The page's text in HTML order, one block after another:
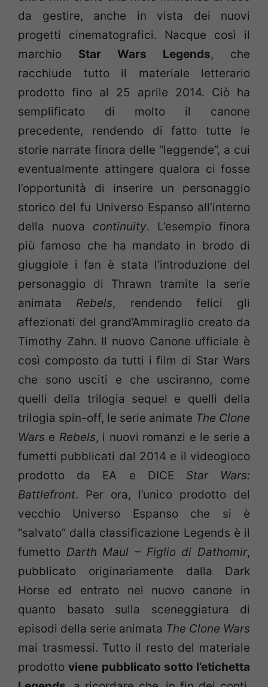
da gestire, anche in vista dei nuovi
progetti cinematografici. Nacque così il
marchio Star Wars Legends, che
racchiude tutto il materiale letterario
prodotto fino al 25 aprile 2014. Ciò ha
semplificato di molto il canone
precedente, rendendo di fatto tutte le
storie narrate finora delle “leggende”, a cui
eventualmente attingere qualora ci fosse
l’opportunità di inserire un personaggio
storico del fu Universo Espanso all’interno
della nuova continuity. L’esempio finora
più famoso che ha mandato in brodo di
giuggiole i fan è stata l’introduzione del
personaggio di Thrawn tramite la serie
animata Rebels, rendendo felici gli
affezionati del grand’Ammiraglio creato da
Timothy Zahn. Il nuovo Canone ufficiale è
così composto da tutti i film di Star Wars
che sono usciti e che usciranno, come
quelli della trilogia sequel e quelli della
trilogia spin-off, le serie animate The Clone
Wars e Rebels, i nuovi romanzi e le serie a
fumetti pubblicati dal 2014 e il videogioco
prodotto da EA e DICE Star Wars:
Battlefront. Per ora, l’unico prodotto del
vecchio Universo Espanso che si è
“salvato” dalla classificazione Legends è il
fumetto Darth Maul – Figlio di Dathomir,
pubblicato originariamente dalla Dark
Horse ed entrato nel nuovo canone in
quanto basato sulla sceneggiatura di
episodi della serie animata The Clone Wars
mai trasmessi. Tutto il resto del materiale
prodottoviene pubblicato sotto l’etichetta